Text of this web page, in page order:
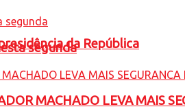
da República
segunda
MACHADO LEVA MAIS